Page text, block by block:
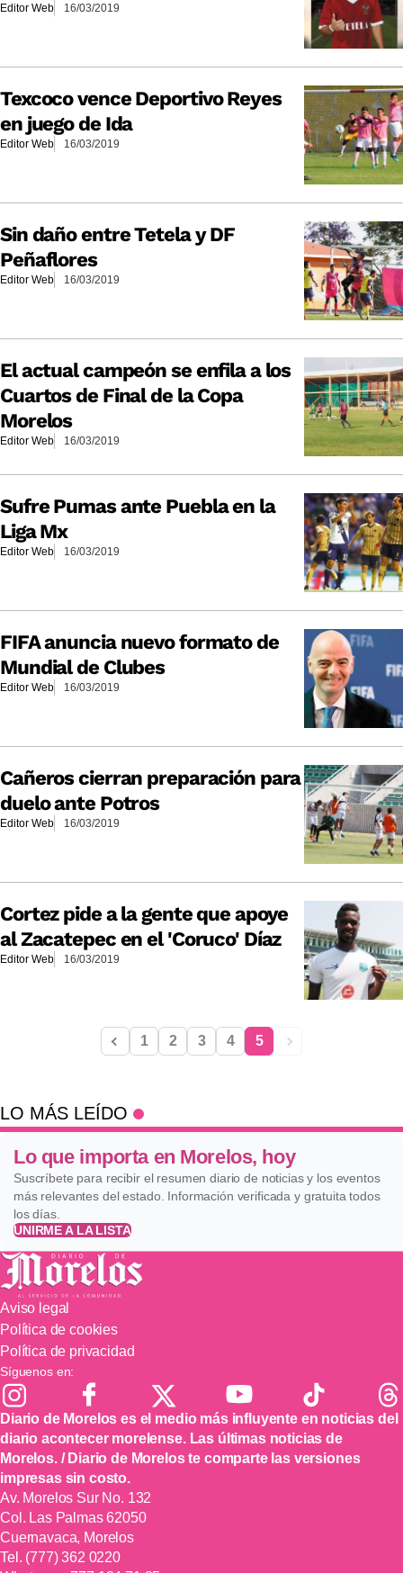
Editor Web 16/03/2019
Texcoco vence Deportivo Reyes
en juego de Ida
Editor Web 16/03/2019
Sin daño entre Tetela y DF
Peñaflores
Editor Web 16/03/2019
El actual campeón se enfila a los
Cuartos de Final de la Copa
Morelos
Editor Web 16/03/2019
Sufre Pumas ante Puebla en la
Liga Mx
Editor Web 16/03/2019
FIFA anuncia nuevo formato de
Mundial de Clubes
Editor Web 16/03/2019
Cañeros cierran preparación para
duelo ante Potros
Editor Web 16/03/2019
Cortez pide a la gente que apoye
al Zacatepec en el 'Coruco' Díaz
Editor Web 16/03/2019
1 2 3 4 5
LO MÁS LEÍDO
Lo que importa en Morelos, hoy
Suscríbete para recibir el resumen diario de noticias y los eventos
más relevantes del estado. Información verificada y gratuita todos
los días.
UNIRME A LA LISTA
Aviso legal
Política de cookies
Política de privacidad
Síguenos en:
Diario de Morelos es el medio más influyente en noticias del
diario acontecer morelense. Las últimas noticias de
Morelos. / Diario de Morelos te comparte las versiones
impresas sin costo.
Av. Morelos Sur No. 132
Col. Las Palmas 62050
Cuernavaca, Morelos
Tel. (777) 362 0220